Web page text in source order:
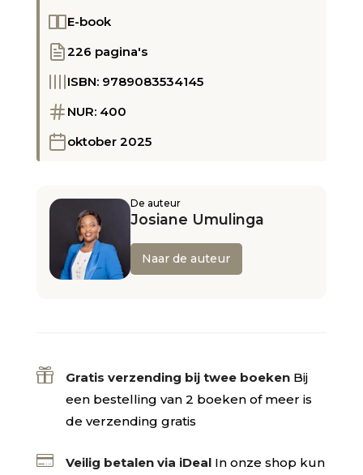
E-book
226 pagina's
ISBN: 9789083534145
NUR: 400
oktober 2025
De auteur
Josiane Umulinga
Naar de auteur
 Gratis verzending bij twee boeken Bij
een bestelling van 2 boeken of meer is
de verzending gratis
 Veilig betalen via iDeal In onze shop kun